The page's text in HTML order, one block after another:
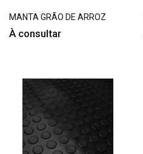
MANTA GRÃO DE ARROZ
À consultar